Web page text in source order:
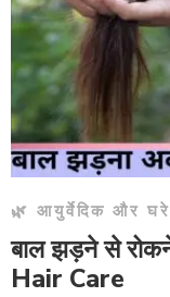
🌿 आयुर्वेदिक और
बाल झड़ने से
Hair Care